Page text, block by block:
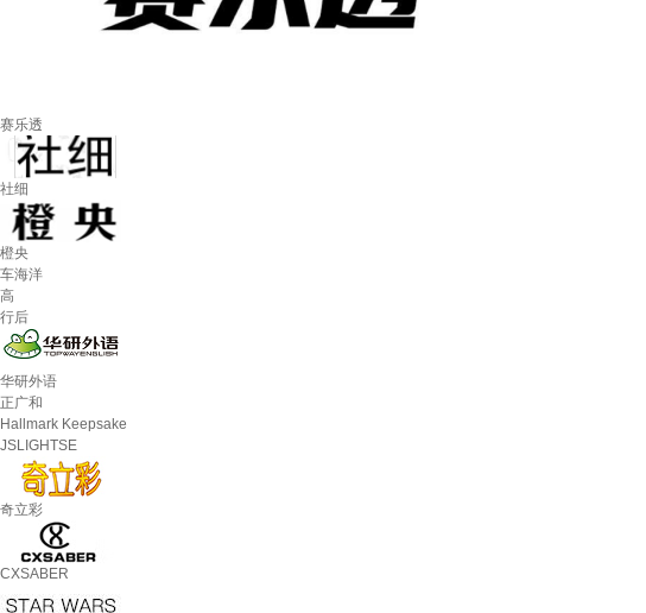
赛乐透
社细
橙央
车海洋
高
行后
华研外语
正广和
Hallmark Keepsake
JSLIGHTSE
奇立彩
CXSABER